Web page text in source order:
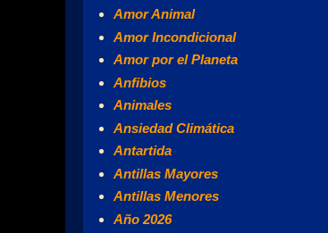
Amor Animal
Amor Incondicional
Amor por el Planeta
Anfibios
Animales
Ansiedad Climática
Antartida
Antillas Mayores
Antillas Menores
Año 2026